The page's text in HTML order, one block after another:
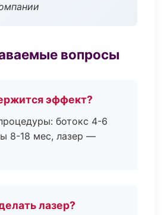
вопросы
эффект?
ботокс 4-6
8-18 мес, лазер —
лазер?